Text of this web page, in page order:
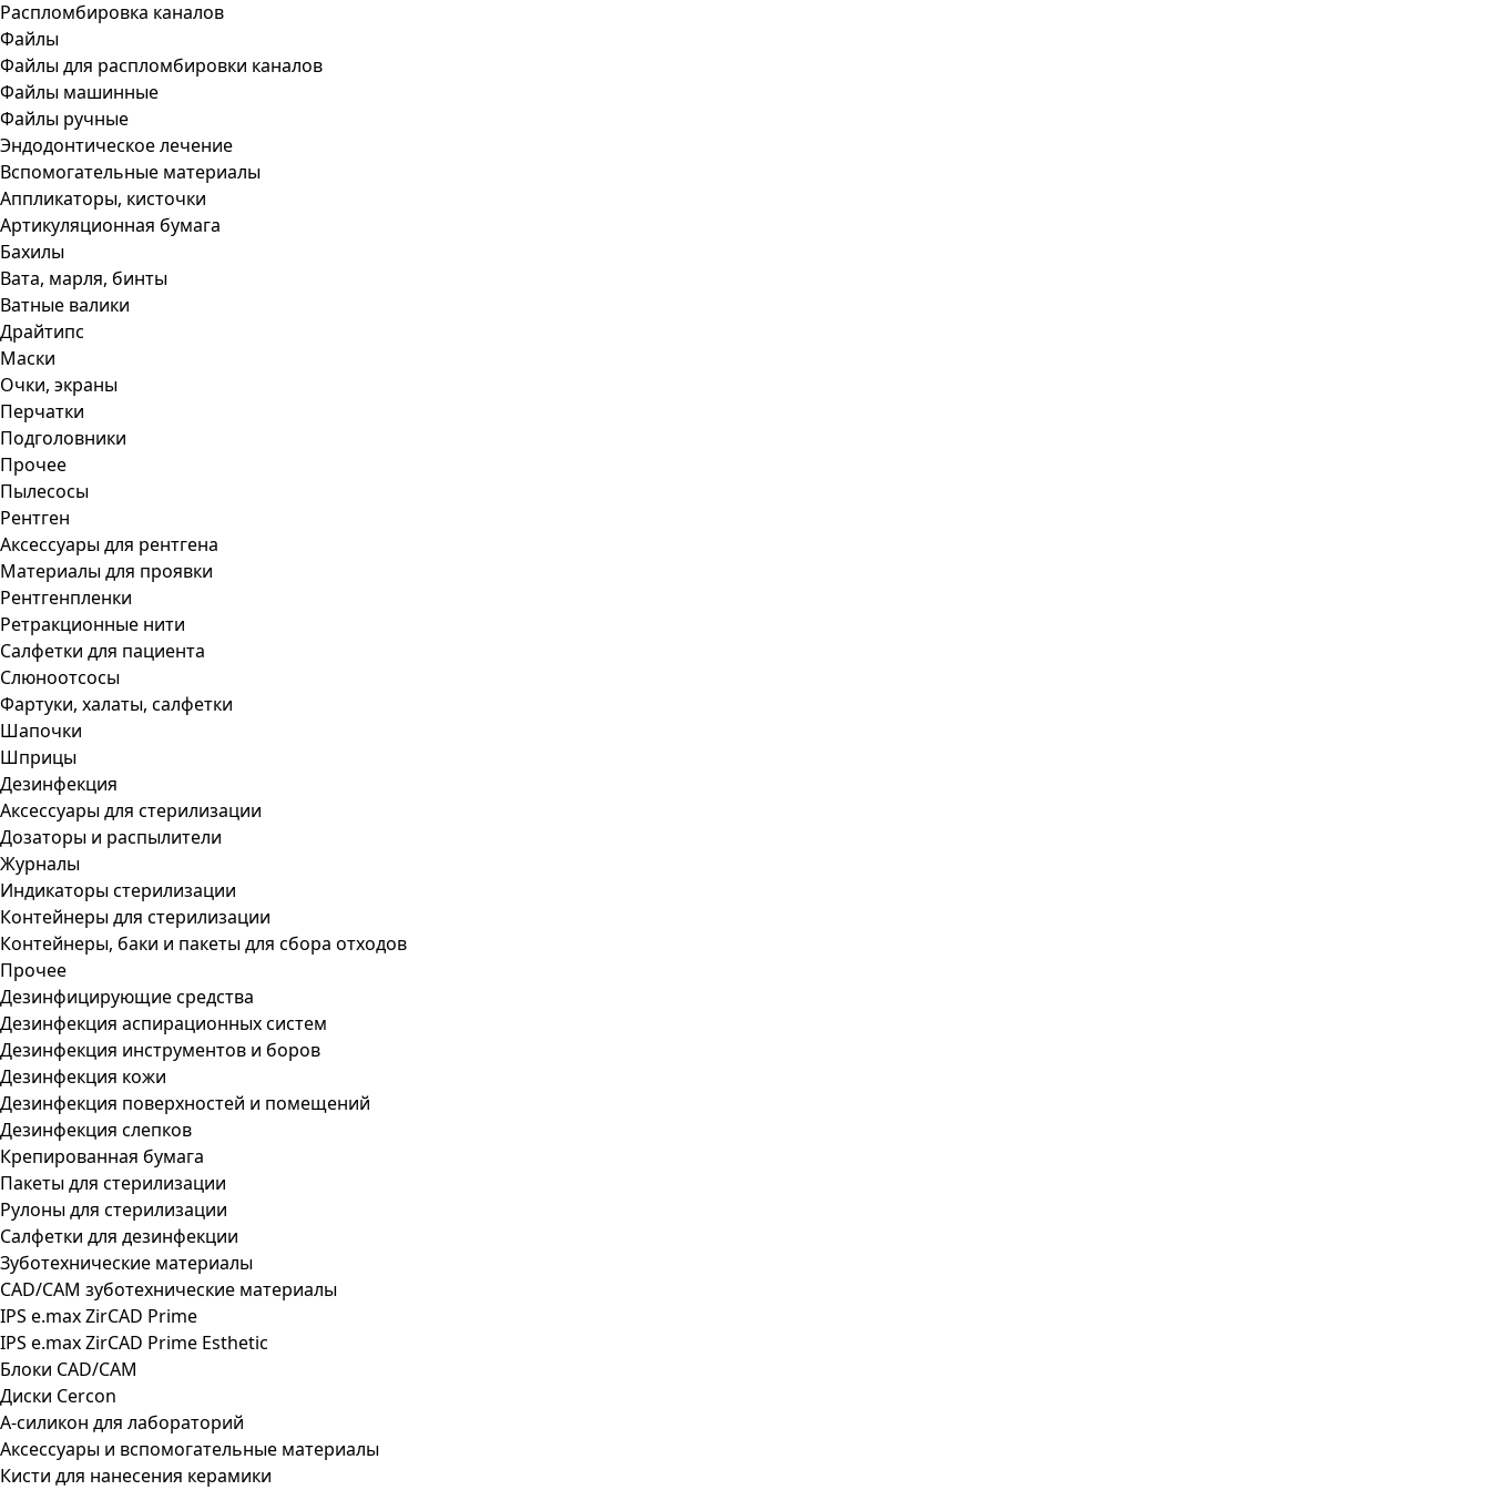
Распломбировка каналов
Файлы
Файлы для распломбировки каналов
Файлы машинные
Файлы ручные
Эндодонтическое лечение
Вспомогательные материалы
Аппликаторы, кисточки
Артикуляционная бумага
Бахилы
Вата, марля, бинты
Ватные валики
Драйтипс
Маски
Очки, экраны
Перчатки
Подголовники
Прочее
Пылесосы
Рентген
Аксессуары для рентгена
Материалы для проявки
Рентгенпленки
Ретракционные нити
Салфетки для пациента
Слюноотсосы
Фартуки, халаты, салфетки
Шапочки
Шприцы
Дезинфекция
Аксессуары для стерилизации
Дозаторы и распылители
Журналы
Индикаторы стерилизации
Контейнеры для стерилизации
Контейнеры, баки и пакеты для сбора отходов
Прочее
Дезинфицирующие средства
Дезинфекция аспирационных систем
Дезинфекция инструментов и боров
Дезинфекция кожи
Дезинфекция поверхностей и помещений
Дезинфекция слепков
Крепированная бумага
Пакеты для стерилизации
Рулоны для стерилизации
Салфетки для дезинфекции
Зуботехнические материалы
CAD/CAM зуботехнические материалы
IPS e.max ZirCAD Prime
IPS e.max ZirCAD Prime Esthetic
Блоки CAD/CAM
Диски Cercon
А-силикон для лабораторий
Аксессуары и вспомогательные материалы
Кисти для нанесения керамики